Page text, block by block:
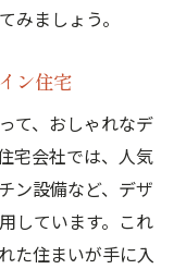
みましょう。
ン住宅
て、おしゃれなデ
宅会社では、人気
ン設備など、デザ
しています。これ
た住まいが手に入